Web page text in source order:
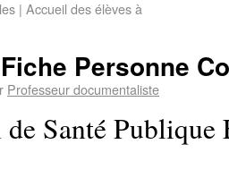
| Accueil des élèves à
Personne
Professeur documentaliste
Santé Publique